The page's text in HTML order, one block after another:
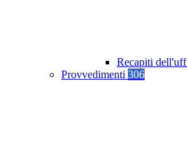
Recapiti
Provvedimenti 306